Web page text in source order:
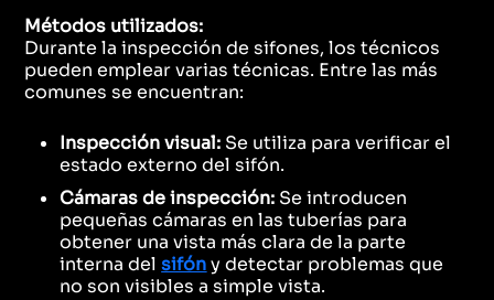
Métodos utilizados:
Durante la inspección de sifones, los técnicos
pueden emplear varias técnicas. Entre las más
comunes se encuentran:
Inspección visual: Se utiliza para verificar el
estado externo del sifón.
Cámaras de inspección: Se introducen
pequeñas cámaras en las tuberías para
obtener una vista más clara de la parte
interna delsifóny detectar problemas que
no son visibles a simple vista.